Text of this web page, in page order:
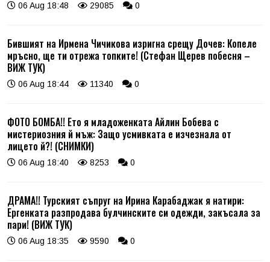
06 Aug 18:48 29085 0
Бившият на Ирмена Чичикова изригна срещу Дочев: Копеле
мръсно, ще ти отрежа топките! (Стефан Щерев побесня –
ВИЖ ТУК)
06 Aug 18:44 11340 0
ФОТО БОМБА!! Ето я младоженката Айлин Бобева с
мистериозния й мъж: Защо усмивката е изчезнала от
лицето й?! (СНИМКИ)
06 Aug 18:40 8253 0
ДРАМА!! Турският съпруг на Ирина Карабаджак я натири:
Ергенката разпродава булчинските си одежди, закъсала за
пари! (ВИЖ ТУК)
06 Aug 18:35 9590 0